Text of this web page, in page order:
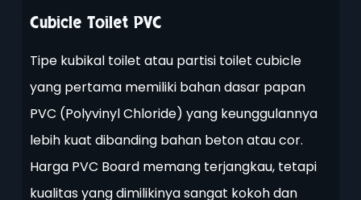
Cubicle Toilet PVC
Tipe kubikal toilet atau partisi toilet cubicle
yang pertama memiliki bahan dasar papan
PVC (Polyvinyl Chloride) yang keunggulannya
lebih kuat dibanding bahan beton atau cor.
Harga PVC Board memang terjangkau, tetapi
kualitas yang dimilikinya sangat kokoh dan